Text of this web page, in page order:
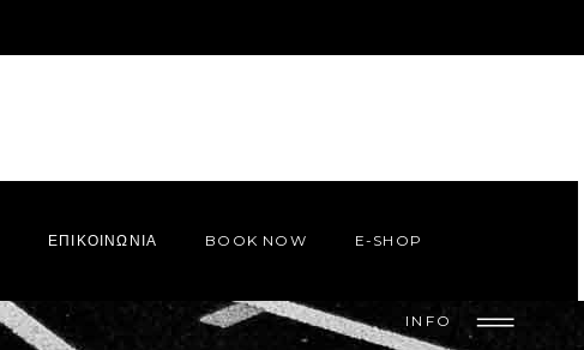
ΕΠΙΚΟΙΝΩΝΙΑ BOOK NOW E-SHOP
INFO